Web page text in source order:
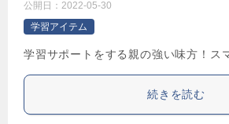
公開日： 2022-05-30
学習アイテム
学習サポートをする親の強い味方！ス
続きを読む